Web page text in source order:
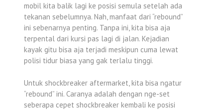
mobil kita balik lagi ke posisi semula setelah ada
tekanan sebelumnya. Nah, manfaat dari “rebound”
ini sebenarnya penting. Tanpa ini, kita bisa aja
terpental dari kursi pas lagi di jalan. Kejadian
kayak gitu bisa aja terjadi meskipun cuma lewat
polisi tidur biasa yang gak terlalu tinggi.
Untuk shockbreaker aftermarket, kita bisa ngatur
“rebound” ini. Caranya adalah dengan nge-set
seberapa cepet shockbreaker kembali ke posisi